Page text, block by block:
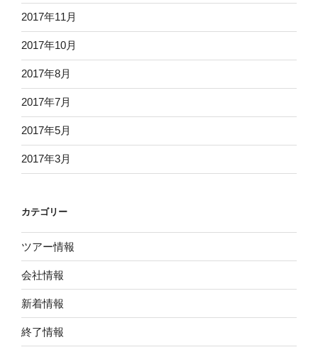
2017年11月
2017年10月
2017年8月
2017年7月
2017年5月
2017年3月
カテゴリー
ツアー情報
会社情報
新着情報
終了情報